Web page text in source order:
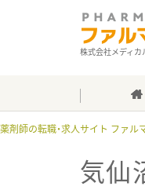
株式会社メディカ
薬剤師の転職・求人サイト ファル
気仙